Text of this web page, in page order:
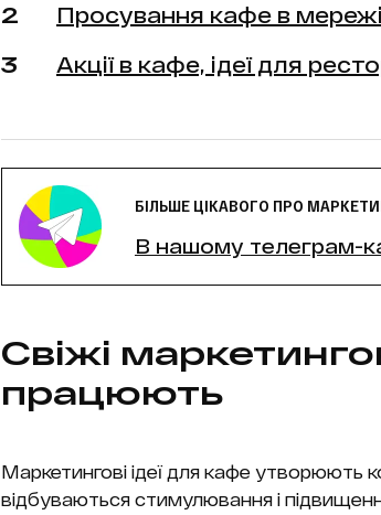
Просування кафе в
Акції в кафе, ідеї для
БІЛЬШЕ ЦІКАВОГО ПРО
В нашому телеграм-
Свіжі
працюють
Маркетингові ідеї для кафе утворюють
відбуваються стимулювання і